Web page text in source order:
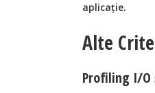
aplicaţie.
Alte
Profiling I/O